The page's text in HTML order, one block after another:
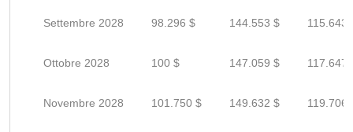
Settembre 2028 98.296 $ 144.553 $ 115.643
Ottobre 2028 100 $ 147.059 $ 117.647
Novembre 2028 101.750 $ 149.632 $ 119.706